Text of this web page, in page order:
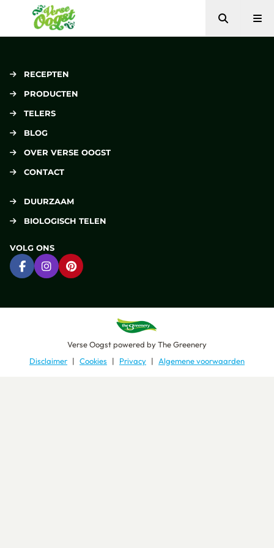
Verse Oogst
Zoeken
RECEPTEN
PRODUCTEN
TELERS
BLOG
OVER VERSE OOGST
CONTACT
DUURZAAM
BIOLOGISCH TELEN
VOLG ONS
Ga naar Facebook
Ga naar Instagram
Ga naar Pinterest
Verse Oogstpowered byThe Greenery
Disclaimer
Cookies Privacy Algemene voorwaarden